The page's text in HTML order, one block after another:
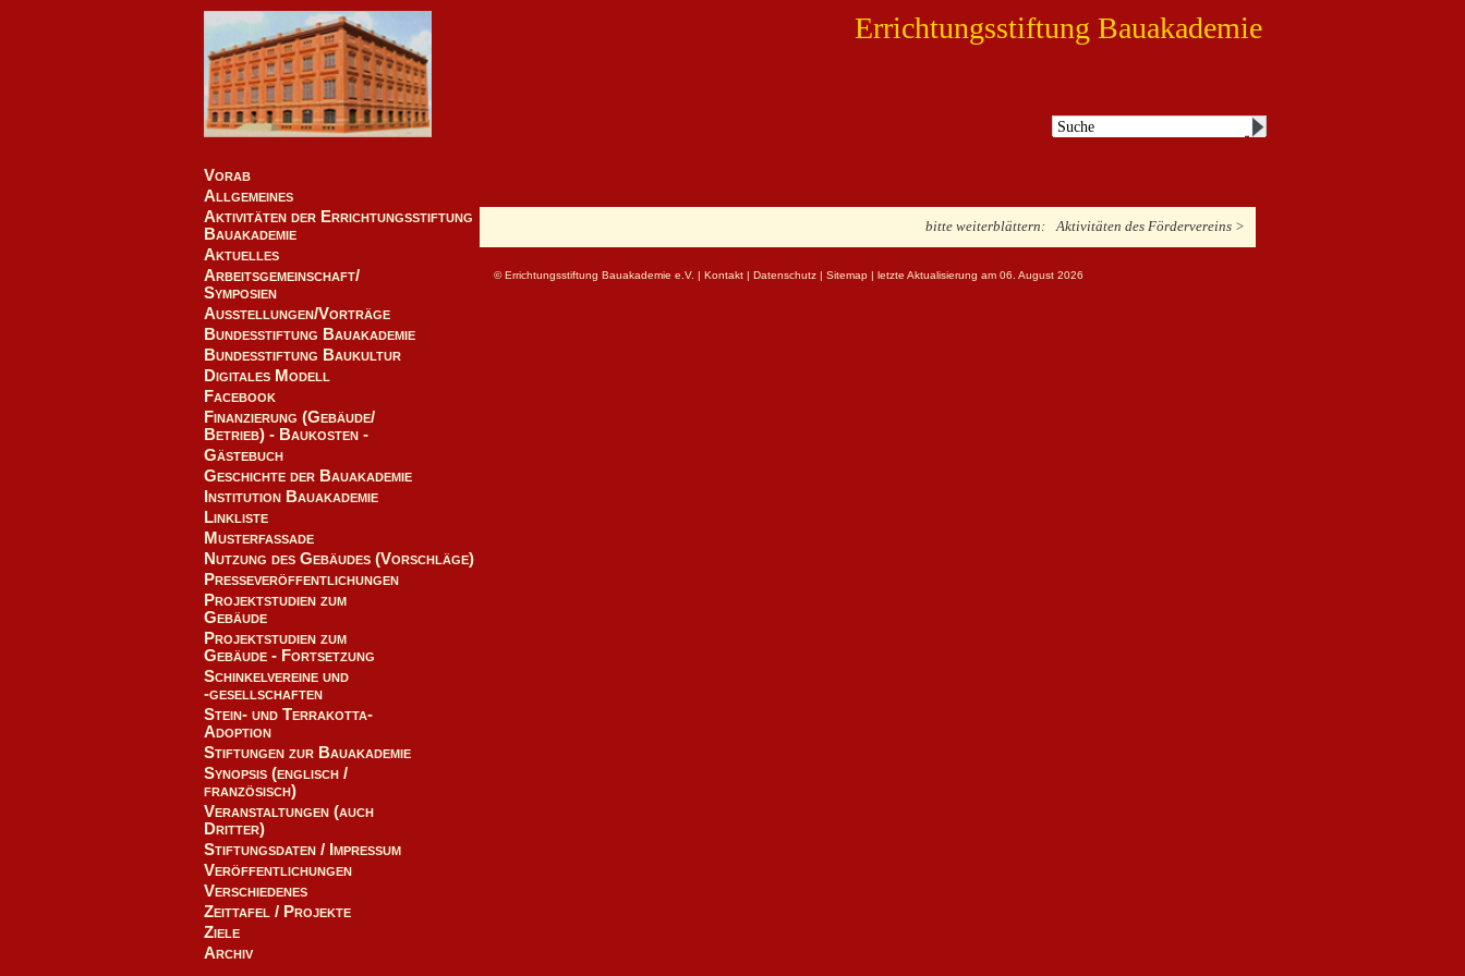
Errichtungsstiftung Bauakademie
Vorab
Allgemeines
Aktivitäten der Errichtungsstiftung
Bauakademie
Aktuelles
Arbeitsgemeinschaft/
Symposien
Ausstellungen/Vorträge
Bundesstiftung Bauakademie
Bundesstiftung Baukultur
Digitales Modell
Facebook
Finanzierung (Gebäude/
Betrieb) - Baukosten -
Gästebuch
Geschichte der Bauakademie
Institution Bauakademie
Linkliste
Musterfassade
Nutzung des Gebäudes (Vorschläge)
Presseveröffentlichungen
Projektstudien zum
Gebäude
Projektstudien zum
Gebäude - Fortsetzung
Schinkelvereine und
-gesellschaften
Stein- und Terrakotta-
Adoption
Stiftungen zur Bauakademie
Synopsis (englisch /
französisch)
Veranstaltungen (auch
Dritter)
Stiftungsdaten / Impressum
Veröffentlichungen
Verschiedenes
Zeittafel / Projekte
Ziele
Archiv
Aktivitäten des Fördervereins >
bitte weiterblättern:
© Errichtungsstiftung Bauakademie e.V. | Kontakt | Datenschutz | Sitemap | letzte Aktualisierung am 06. August 2026